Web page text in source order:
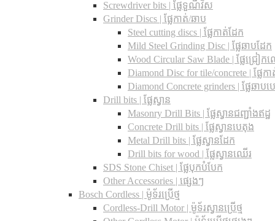
Screwdriver bits | ផ្លែទួណឺវីស
Grinder Discs |​ ផ្លែកាត់/ឆាប
Steel cutting discs |​ ផ្លែកាត់ដែក
Mild Steel Grinding Disc | ផ្លែឆាបដែក
Wood Circular Saw Blade | ផ្លែជ្រៀក
Diamond Disc for tile/concrete​ | ផ្លែកា
Diamond Concrete grinders | ផ្លែឆាបប
Drill bits |​ ផ្លែស្វាន
Masonry Drill Bits |​ ផ្លែស្វានជញ្ជាំងឥដ្ឋ
Concrete Drill bits |​ ផ្លែស្វានបេតុង
Metal Drill bits |​ ផ្លែស្វានដែក
Drill bits for wood |​ ផ្លែស្វានឈើរ
SDS Stone Chiset |​ ផ្លែបុកបំបែក
Other Accessories | ផ្សេងៗ
Bosch Cordless | ម៉ូទ័រប្រើថ្ម
Cordless-Drill Motor | ម៉ូទ័រស្វានប្រើថ្ម